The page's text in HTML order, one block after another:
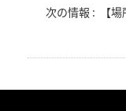
次の情報 :
【